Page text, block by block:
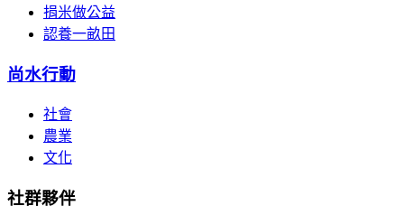
捐米做公益
認養一畝田
尚水行動
社會
農業
文化
社群夥伴